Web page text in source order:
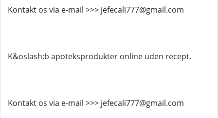
Kontakt os via e-mail >>> jefecali777@gmail.com
K&oslash;b apoteksprodukter online uden recept.
Kontakt os via e-mail >>> jefecali777@gmail.com